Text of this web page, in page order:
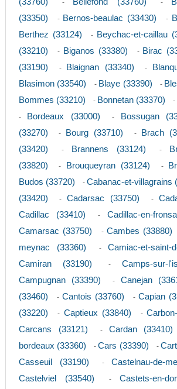
- -
(33350)
- Bernos-beaulac (33430) -
Berthez (33124) - Beychac-et-caillau
(33210)
- Biganos (33380) - Birac
(33190)
- Blaignan (33340) -
Blasimon (33540) - Blaye (33390) -
Bommes (33210) - Bonnetan (33370) -
- Bordeaux (33000) - Bossugan
(33270)
- Bourg (33710) - Brach
(33420)
- Brannens (33124) -
(33820)
- Brouqueyran (33124) -
Budos (33720) - Cabanac-et-villagrains
(33420)
-Cadarsac (33750) -
Cadillac (33410) - Cadillac-en-
Camarsac (33750) -Cambes (33880)
meynac (33360)
-Camiac-et-saint-
Camiran (33190) - Camps-sur-
Campugnan (33390) - Canejan
(33460)
- Cantois (33760) -Capian
(33220)
- Captieux (33840) -
Carcans (33121) - Cardan (33410)
bordeaux (33360)
-Cars (33390) -
Casseuil (33190) - Castelnau-de-
Castelviel (33540) -Castets-en-